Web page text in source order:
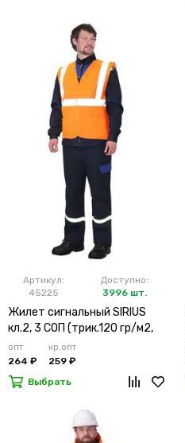
Артикул:
45225
Доступно:
3996 шт.
Жилет сигнальный SIRIUS
кл.2, 3 СОП (трик.120 гр/м2,
карманы) оранжевый
опт
264 ₽
кр.опт
259 ₽
Выбрать